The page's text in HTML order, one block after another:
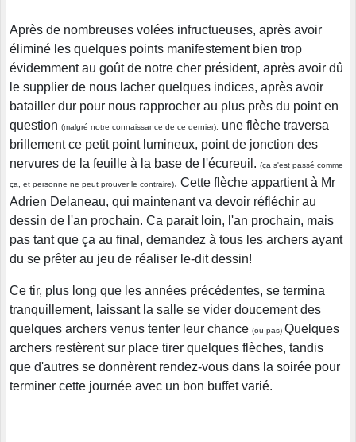
Après de nombreuses volées infructueuses, après avoir
éliminé les quelques points manifestement bien trop
évidemment au goût de notre cher président, après avoir dû
le supplier de nous lacher quelques indices, après avoir
batailler dur pour nous rapprocher au plus près du point en
question (malgré notre connaissance de ce dernier),
une flèche traversa
brillement ce petit point lumineux, point de jonction des
nervures de la feuille à la base de l'écureuil. (ça s'est passé comme
ça, et personne ne peut prouver le contraire). Cette flèche appartient à Mr
Adrien Delaneau, qui maintenant va devoir réfléchir au
dessin de l'an prochain. Ca parait loin, l'an prochain, mais
pas tant que ça au final, demandez à tous les archers ayant
du se prêter au jeu de réaliser le-dit dessin!
Ce tir, plus long que les années précédentes, se termina
tranquillement, laissant la salle se vider doucement des
quelques archers venus tenter leur chance (ou pas) Quelques
archers restèrent sur place tirer quelques flèches, tandis
que d'autres se donnèrent rendez-vous dans la soirée pour
terminer cette journée avec un bon buffet varié.